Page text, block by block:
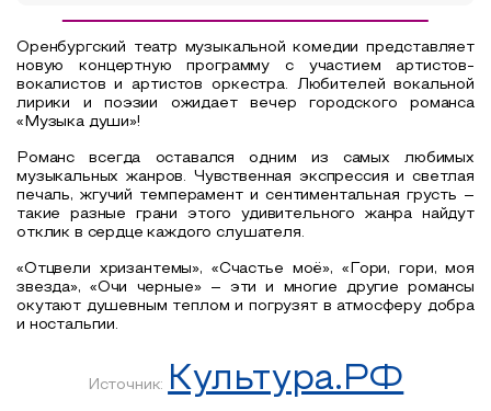
Оренбургский театр музыкальной комедии представляет
новую концертную программу с участием артистов-
вокалистов и артистов оркестра. Любителей вокальной
лирики и поэзии ожидает вечер городского романса
«Музыка души»!
Романс всегда оставался одним из самых любимых
музыкальных жанров. Чувственная экспрессия и светлая
печаль, жгучий темперамент и сентиментальная грусть –
такие разные грани этого удивительного жанра найдут
отклик в сердце каждого слушателя.
«Отцвели хризантемы», «Счастье моё», «Гори, гори, моя
звезда», «Очи черные» – эти и многие другие романсы
окутают душевным теплом и погрузят в атмосферу добра
и ностальгии.
Источник: Культура.РФ